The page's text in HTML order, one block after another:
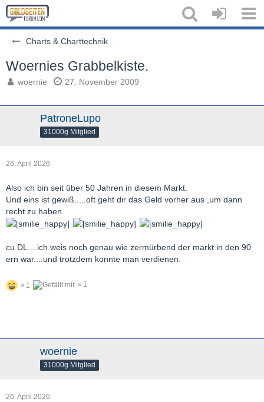
Charts & Charttechnik
Woernies Grabbelkiste.
woernie 27. November 2009
PatroneLupo
31000g Mitglied
26. April 2026
Also ich bin seit über 50 Jahren in diesem Markt.
Und eins ist gewiß.....oft geht dir das Geld vorher aus ,um dann
recht zu haben
cu DL....ich weis noch genau wie zermürbend der markt in den 90
ern war....und trotzdem konnte man verdienen.
1 1
woernie
31000g Mitglied
26. April 2026